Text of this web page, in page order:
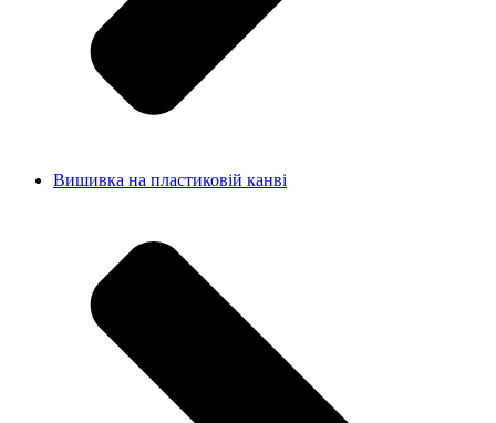
Вишивка на пластиковій канві